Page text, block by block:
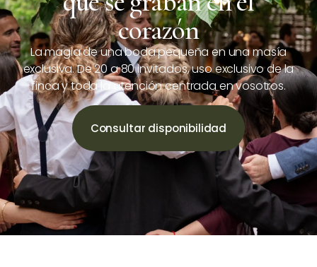
corazón
La magia de una boda pequeña en una masía
exclusiva. De 20 a 80 invitados, uso exclusivo de la
finca y toda la atención centrada en vosotros.
Consultar disponibilidad